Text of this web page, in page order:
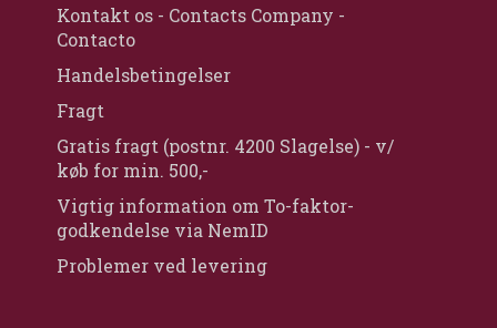
Kontakt os - Contacts Company -
Contacto
Handelsbetingelser
Fragt
Gratis fragt (postnr. 4200 Slagelse) - v/
køb for min. 500,-
Vigtig information om To-faktor-
godkendelse via NemID
Problemer ved levering